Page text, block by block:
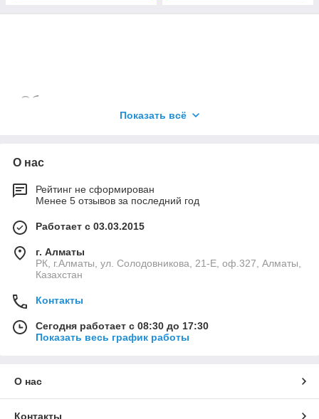
Оборудование для лечения позвоночника
и его возможности
Лечение хронической боли: специализированные
устранить хронические боли, связанные с
эффективно лечит остеохондроз, сколиоз и
восстановлению после травм и аварий.
мышцы, улучшить осанку и предотвратить
будущие проблемы со спиной.
Показать всё
О нас
Рейтинг не сформирован
Менее 5 отзывов за последний год
Работает с 03.03.2015
г. Алматы
РК, г.Алматы, ул. Солодовникова, 21-Е, оф.327, Алматы,
Казахстан
Контакты
Сегодня работает с 08:30 до 17:30
Показать весь график работы
О нас
Контакты